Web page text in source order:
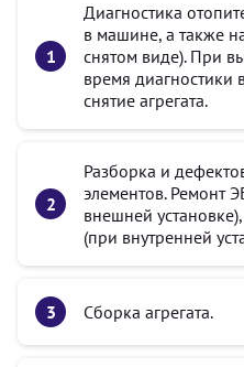
Диагностика
в машине, а также
снятом виде). При
время диагностики
снятие агрегата.
Разборка и
элементов. Ремонт
внешней
(при внутренней
Сборка агрегата.